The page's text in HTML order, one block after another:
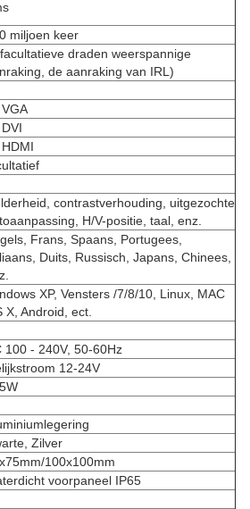
miljoen keer
draden weerspannige
de aanraking van IRL)
contrastverhouding, uitgezochte
H/V-positie, taal, enz.
Frans, Spaans, Portugees,
Duits, Russisch, Japans, Chinees,
XP, Vensters /7/8/10, Linux, MAC
X, Android, ect.
100 - 240V, 50-60Hz
12-24V
Zilver
100x100mm
voorpaneel IP65